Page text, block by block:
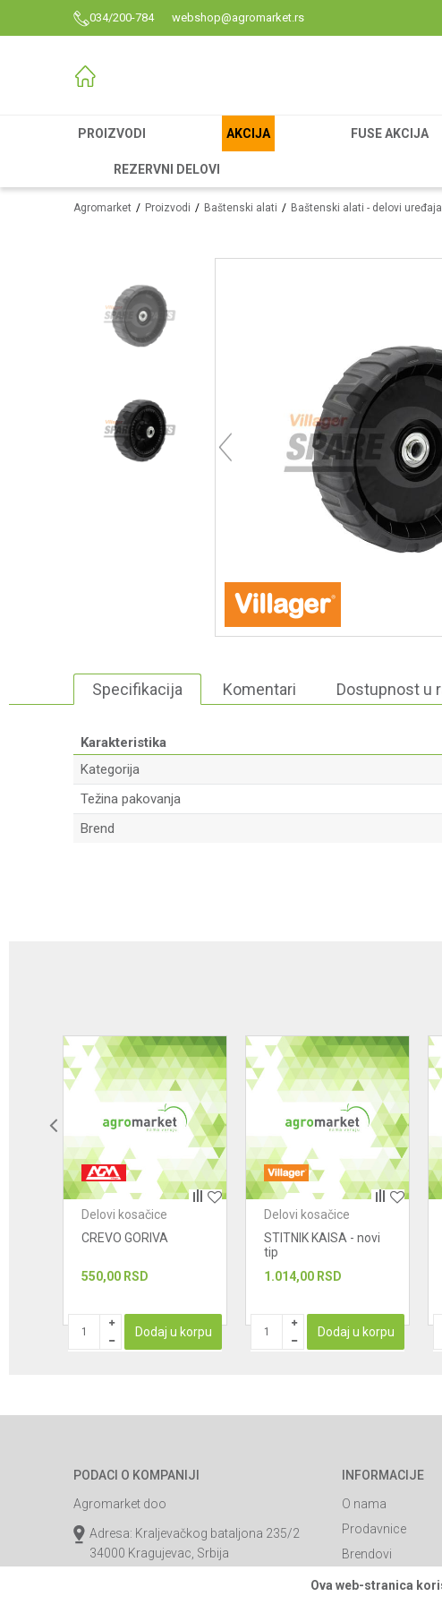
034/200-784 webshop@agromarket.rs
PROIZVODI AKCIJA FUSE AKCIJA
REZERVNI DELOVI
Agromarket Proizvodi Baštenski alati Baštenski alati - delovi uređaja
Specifikacija Komentari Dostupnost u
Karakteristika
Kategorija
Težina pakovanja
Brend
Delovi kosačice
CREVO GORIVA
550,00 RSD
Dodaj u korpu
Delovi kosačice
STITNIK KAISA - novi
tip
1.014,00 RSD
Dodaj u korpu
PODACI O KOMPANIJI
Agromarket doo
Adresa: Kraljevačkog bataljona 235/2
34000 Kragujevac, Srbija
INFORMACIJE
O nama
Prodavnice
Brendovi
Katalozi
Ova web-stranica